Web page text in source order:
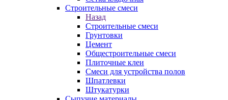
Строительные смеси
Назад
Строительные смеси
Грунтовки
Цемент
Общестроительные смеси
Плиточные клеи
Смеси для устройства полов
Шпатлевки
Штукатурки